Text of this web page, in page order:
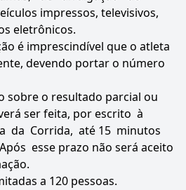
impressos, televisivos,
eletrônicos.
é imprescindível que o atleta
devendo portar o número
sobre o resultado parcial ou
ser feita, por escrito à
da Corrida, até 15 minutos
esse prazo não será aceito
a 120 pessoas.